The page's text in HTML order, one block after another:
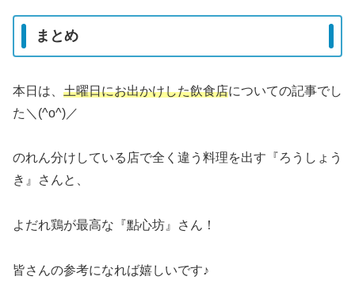
まとめ
本日は、 土曜日にお出かけした飲食店についての記事でし
た＼(^o^)／
のれん分けしている店で全く違う料理を出す『ろうしょう
き』さんと、
よだれ鶏が最高な『點心坊』さん！
皆さんの参考になれば嬉しいです♪